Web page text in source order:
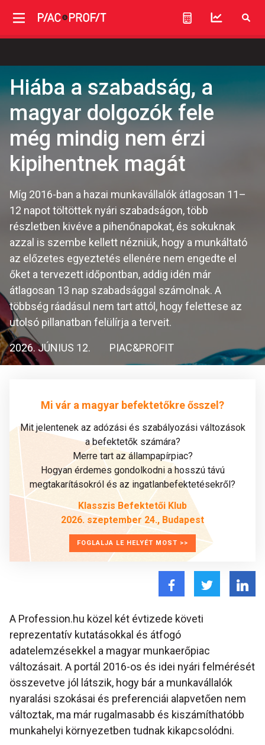
Hiába a szabadság, a
magyar dolgozók fele
még mindig nem érzi
kipihentnek magát
Míg 2016-ban a hazai munkavállalók átlagosan 11–
12 napot töltöttek nyári szabadságon, több
részletben kivéve a pihenőnapokat, és sokuknak
azzal is szembe kellett nézniük, hogy a munkáltató
az előzetes egyeztetés ellenére nem engedte el
őket a tervezett időpontban, addig idén már
átlagosan 13 nap szabadsággal számolnak. A
többség ráadásul nem tart attól, hogy felettese az
utolsó pillanatban felülírja a terveit.
2026. JÚNIUS 12. PIAC&PROFIT
Mi vár a magyar befektetőkre ősszel?
Mit jelentenek az adózási és szabályozási változások
a befektetők számára?
Merre tart az állampapírpiac?
Hogyan érdemes gondolkodni a hosszú távú
megtakarításokról és az ingatlanbefektetésekről?
Klasszis Befektetői Klub
2026. szeptember 24., Budapest
FOGLALJA LE HELYÉT MOST >>
A Profession.hu közel két évtizede követi
reprezentatív kutatásokkal és átfogó
adatelemzésekkel a magyar munkaerőpiac
változásait. A portál 2016-os és idei nyári felmérését
összevetve jól látszik, hogy bár a munkavállalók
nyaralási szokásai és preferenciái alapvetően nem
változtak, ma már rugalmasabb és kiszámíthatóbb
munkahelyi környezetben tudnak kikapcsolódni.